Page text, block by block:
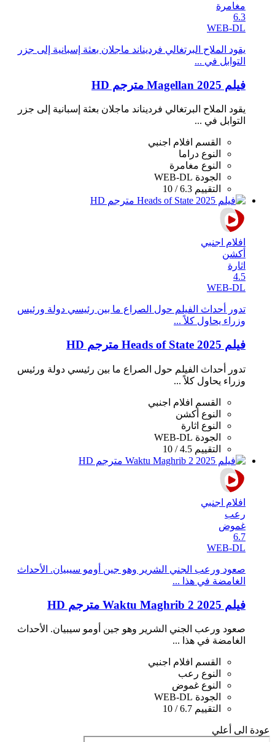
مغامرة
6.3
WEB-DL
يقود الملاح البرتغالي فرديناند ماجلان بعثة إسبانية إلى جزر
التوابل في ...
فيلم Magellan 2025 مترجم HD
يقود الملاح البرتغالي فرديناند ماجلان بعثة إسبانية إلى جزر
التوابل في ...
القسم افلام اجنبي
النوع دراما
النوع مغامرة
الجودة WEB-DL
التقييم 6.3 / 10
افلام اجنبي
أكشن
اثارة
4.5
WEB-DL
تدور أحداث الفيلم حول الصراع ما بين رئيسي دولة ورئيس
وزراء يحاول كلاً ...
فيلم Heads of State 2025 مترجم HD
تدور أحداث الفيلم حول الصراع ما بين رئيسي دولة ورئيس
وزراء يحاول كلاً ...
القسم
افلام اجنبي
النوع أكشن
النوع اثارة
الجودة WEB-DL
التقييم 4.5 / 10
افلام اجنبي
رعب
غموض
6.7
WEB-DL
صعود ورعب الجني الشرير وهو جين أومو سيبيان. الأحداث
الغامضة في هذا ...
فيلم Waktu Maghrib 2 2025 مترجم HD
صعود ورعب الجني الشرير وهو جين أومو سيبيان. الأحداث
الغامضة في هذا ...
القسم
افلام اجنبي
النوع رعب
النوع غموض
الجودة WEB-DL
التقييم 6.7 / 10
عودة الى أعلي